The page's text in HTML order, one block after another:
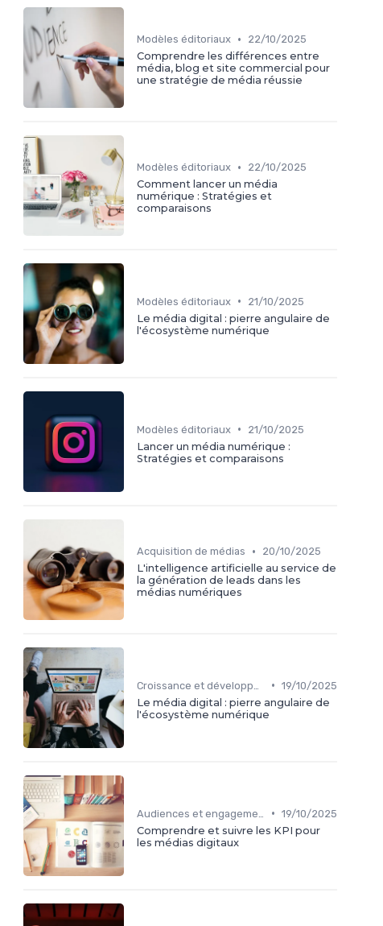
Modèles éditoriaux •
22/10/2025
Comprendre les différences entre
média, blog et site commercial pour
une stratégie de média réussie
Modèles éditoriaux •
22/10/2025
Comment lancer un média
numérique : Stratégies et
comparaisons
Modèles éditoriaux •
21/10/2025
Le média digital : pierre angulaire de
l'écosystème numérique
Modèles éditoriaux •
21/10/2025
Lancer un média numérique :
Stratégies et comparaisons
Acquisition de médias •
20/10/2025
L'intelligence artificielle au service de
la génération de leads dans les
médias numériques
• 19/10/2025
Le média digital : pierre angulaire de
l'écosystème numérique
• 19/10/2025
Comprendre et suivre les KPI pour
les médias digitaux